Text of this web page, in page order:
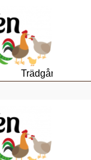
Trädgårdsfik